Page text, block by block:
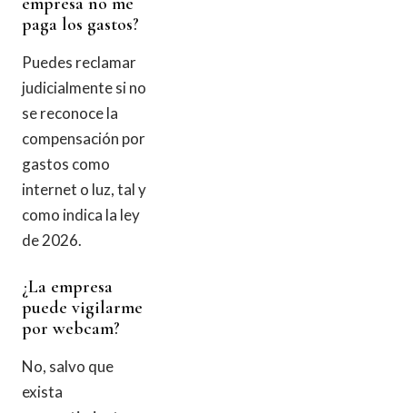
paga los gastos?
Puedes reclamar
judicialmente si no
se reconoce la
compensación por
gastos como
internet o luz, tal y
como indica la ley
de 2026.
¿La empresa
puede vigilarme
por webcam?
No, salvo que
exista